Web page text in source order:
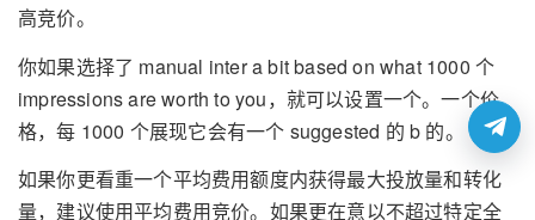
高竞价。
你如果选择了 manual inter a bit based on what 1000 个
impressions are worth to you，就可以设置一个。一个价
格，每 1000 个展现它会有一个 suggested 的 b 的。
如果你更看重一个平均费用额度内获得最大投放量和转化
量，建议使用平均费用竞价。如果更在意以不超过特定全